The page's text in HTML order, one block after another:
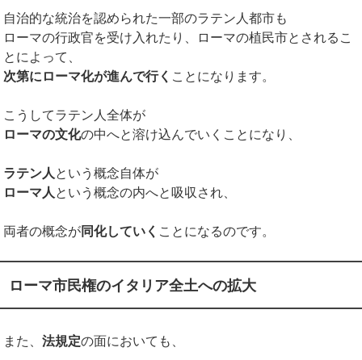
自治的な統治を認められた一部のラテン人都市も
ローマの行政官を受け入れたり、ローマの植民市とされるこ
とによって、
次第にローマ化が進んで行く ことになります。
こうしてラテン人全体が
ローマの文化の中へと溶け込んでいくことになり、
ラテン人 という概念自体が
ローマ人 という概念の内へと吸収され、
両者の概念が同化していく ことになるのです。
ローマ市民権のイタリア全土への拡大
また、法規定の面においても、